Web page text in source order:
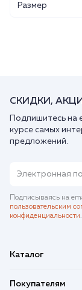
Размер
СКИДКИ,
Подпишитесь на
курсе самых
предложений.
Подписываясь на
пользовательским
конфиденциальности.
Каталог
Покупателям